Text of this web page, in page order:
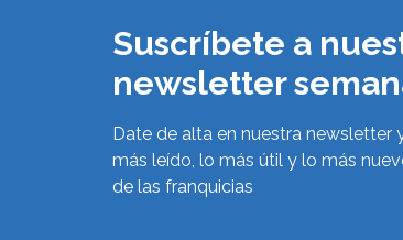
Suscríbete a
newsletter
Date de alta en nuestra newsletter
más leído, lo más útil y lo más
de las franquicias